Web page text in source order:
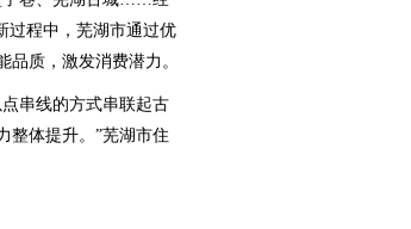
过程中，芜湖市通过优
质，激发消费潜力。
串线的方式串联起古
整体提升。”芜湖市住